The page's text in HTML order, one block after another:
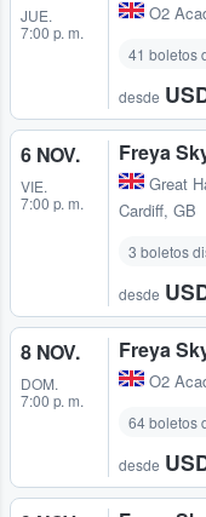
JUE.
7:00 p. m.
O2
41 boletos
desde
6 NOV.
VIE.
7:00 p. m.
Freya
Great
Cardiff, GB
3 boletos
desde
8 NOV.
DOM.
7:00 p. m.
Freya
O2
64 boletos
desde